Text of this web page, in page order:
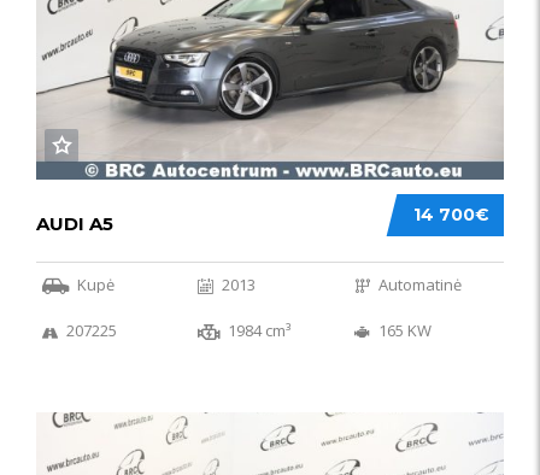
14 700€
AUDI A5
Kupė 2013 Automatinė
207225 1984 cm³ 165 KW